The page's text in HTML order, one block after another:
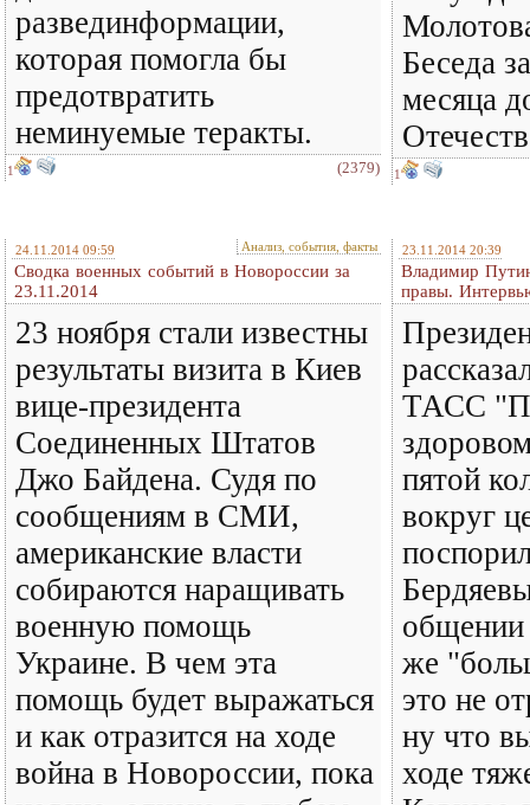
развединформации,
которая помогла бы
предотвратить
неминуемые теракты.
1 (2379)
Беседа
месяца
1
24.11.2014 09:59 Анализ, события, факты
Сводка военных событий в Новороссии за
23.11.2014
23 ноября стали известны
результаты визита в Киев
вице-президента
Соединенных Штатов
Джо Байдена. Судя по
сообщениям в СМИ,
американские власти
собираются наращивать
военную помощь
Украине. В чем эта
помощь будет выражаться
и как отразится на ходе
война в Новороссии, пока
23.11.2014 20:39
Владимир
правы.
ТАСС
пятой
вокруг
общении
же
это не
ну что
ходе